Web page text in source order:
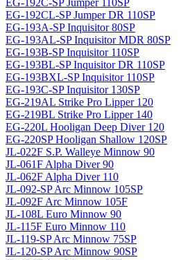
EG-192C-SP Jumper 110SP
EG-192CL-SP Jumper DR 110SP
EG-193A-SP Inquisitor 80SP
EG-193AL-SP Inquisitor MDR 80SP
EG-193B-SP Inquisitor 110SP
EG-193BL-SP Inquisitor DR 110SP
EG-193BXL-SP Inquisitor 110SP
EG-193C-SP Inquisitor 130SP
EG-219AL Strike Pro Lipper 120
EG-219BL Strike Pro Lipper 140
EG-220L Hooligan Deep Diver 120
EG-220SP Hooligan Shallow 120SP
JL-022F S.P. Walleye Minnow 90
JL-061F Alpha Diver 90
JL-062F Alpha Diver 110
JL-092-SP Arc Minnow 105SP
JL-092F Arc Minnow 105F
JL-108L Euro Minnow 90
JL-115F Euro Minnow 110
JL-119-SP Arc Minnow 75SP
JL-120-SP Arc Minnow 90SP